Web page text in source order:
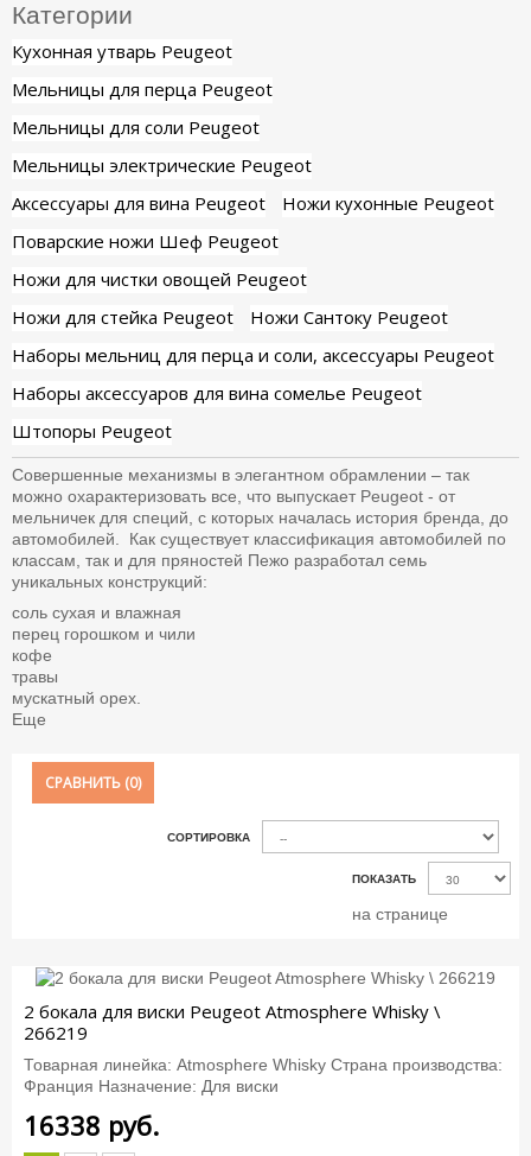
Категории
Кухонная утварь Peugeot
Мельницы для перца Peugeot
Мельницы для соли Peugeot
Мельницы электрические Peugeot
Аксессуары для вина Peugeot
Ножи кухонные Peugeot
Поварские ножи Шеф Peugeot
Ножи для чистки овощей Peugeot
Ножи для стейка Peugeot
Ножи Сантоку Peugeot
Наборы мельниц для перца и соли, аксессуары Peugeot
Наборы аксессуаров для вина сомелье Peugeot
Штопоры Peugeot
Совершенные механизмы в элегантном обрамлении – так
можно охарактеризовать все, что выпускает Peugeot - от
мельничек для специй, с которых началась история бренда, до
автомобилей. Как существует классификация автомобилей по
классам, так и для пряностей Пежо разработал семь
уникальных конструкций:
соль сухая и влажная
перец горошком и чили
кофе
травы
мускатный орех.
Еще
СРАВНИТЬ (0)
СОРТИРОВКА
ПОКАЗАТЬ
на странице
2 бокала для виски Peugeot Atmosphere Whisky \
266219
Товарная линейка: Atmosphere Whisky Страна производства:
Франция Назначение: Для виски
16338 руб.